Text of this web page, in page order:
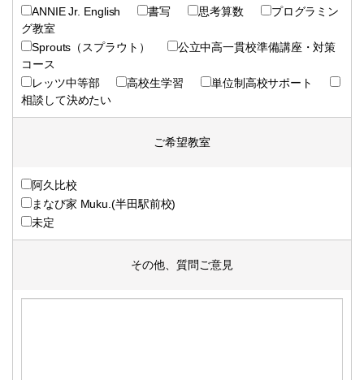
ANNIE Jr. English
書写 思考算数
プログラミン
グ教室
Sprouts（スプラウト）
公立中高一貫校準備講座・対策
コース
レッツ中等部
高校生学習
単位制高校サポート
相談して決めたい
ご希望教室
阿久比校
まなび家 Muku.(半田駅前校)
未定
その他、質問ご意見